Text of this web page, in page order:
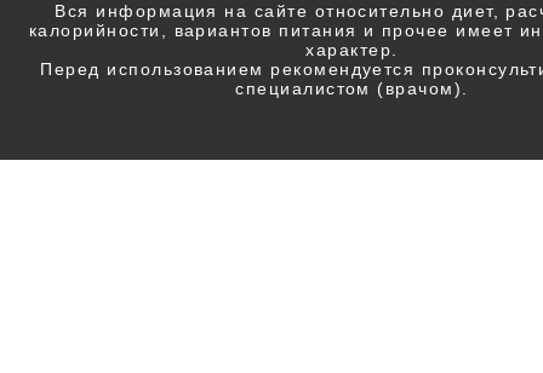
Вся информация на сайте относительно диет,
калорийности, вариантов питания и прочее имеет
характер.
Перед использованием рекомендуется
специалистом (врачом).